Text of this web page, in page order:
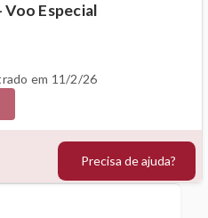
Especial
em 11/2/26
1718€
Precisa de ajuda?